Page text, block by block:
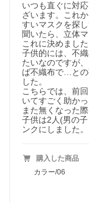
いつも直ぐに対
ざいます。これ
すいマスクを探
聞いたら、立体
これに決めました
子供的には、不
たいなのですが
ば不織布で…との
した。
こちらでは、前
いてすごく助か
また無くなった
子供は2人(男の
ンクにしました。
購入した商品
カラー/06